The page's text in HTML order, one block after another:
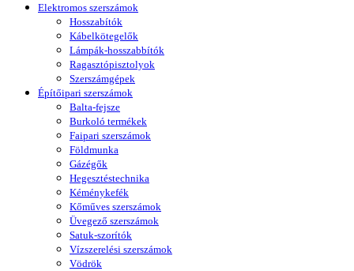
Elektromos szerszámok
Hosszabítók
Kábelkötegelők
Lámpák-hosszabbítók
Ragasztópisztolyok
Szerszámgépek
Építőipari szerszámok
Balta-fejsze
Burkoló termékek
Faipari szerszámok
Földmunka
Gázégők
Hegesztéstechnika
Kéménykefék
Kőműves szerszámok
Üvegező szerszámok
Satuk-szorítók
Vízszerelési szerszámok
Vödrök